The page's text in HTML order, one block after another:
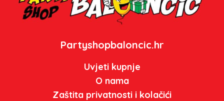
Partyshopbaloncic.hr
Uvjeti kupnje
O nama
Zaštita privatnosti i kolačići